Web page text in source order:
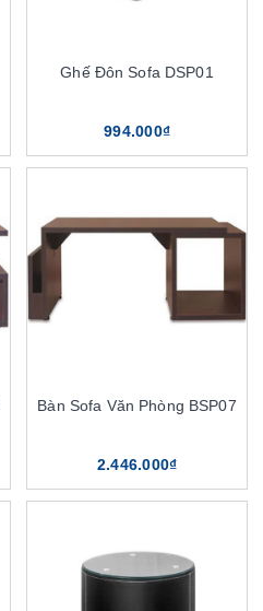
Ghế Đôn Sofa DSP01
994.000₫
Bàn Sofa Văn Phòng BSP07
2.446.000₫